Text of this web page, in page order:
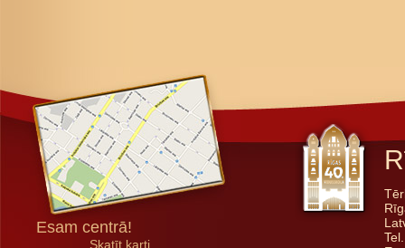
Esam centrā!
Skatīt karti...